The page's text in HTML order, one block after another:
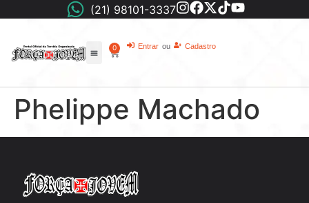
(21) 98101-3337
0 Entrar ou Cadastro
Phelippe Machado